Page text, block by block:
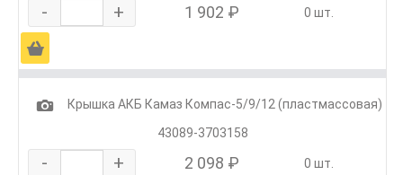
- + 1 902 ₽ 0 шт.
Ä
1
Крышка АКБ Камаз Компас-5/9/12 (пластмассовая)
43089-3703158
- + 2 098 ₽ 0 шт.